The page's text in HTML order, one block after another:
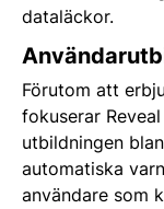
dataläckor.
Förutom att
fokuserar
utbildningen
automatiska
användare som